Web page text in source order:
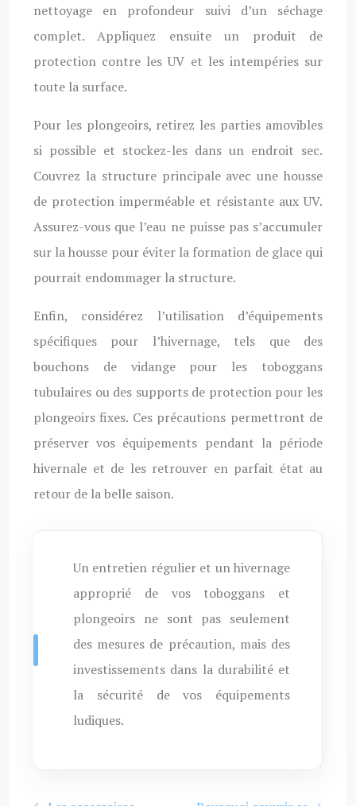
nettoyage en profondeur suivi d’un séchage
complet. Appliquez ensuite un produit de
protection contre les UV et les intempéries sur
toute la surface.
Pour les plongeoirs, retirez les parties amovibles
si possible et stockez-les dans un endroit sec.
Couvrez la structure principale avec une housse
de protection imperméable et résistante aux UV.
Assurez-vous que l’eau ne puisse pas s’accumuler
sur la housse pour éviter la formation de glace qui
pourrait endommager la structure.
Enfin, considérez l’utilisation d’équipements
spécifiques pour l’hivernage, tels que des
bouchons de vidange pour les toboggans
tubulaires ou des supports de protection pour les
plongeoirs fixes. Ces précautions permettront de
préserver vos équipements pendant la période
hivernale et de les retrouver en parfait état au
retour de la belle saison.
Un entretien régulier et un hivernage
approprié de vos toboggans et
plongeoirs ne sont pas seulement
des mesures de précaution, mais des
investissements dans la durabilité et
la sécurité de vos équipements
ludiques.